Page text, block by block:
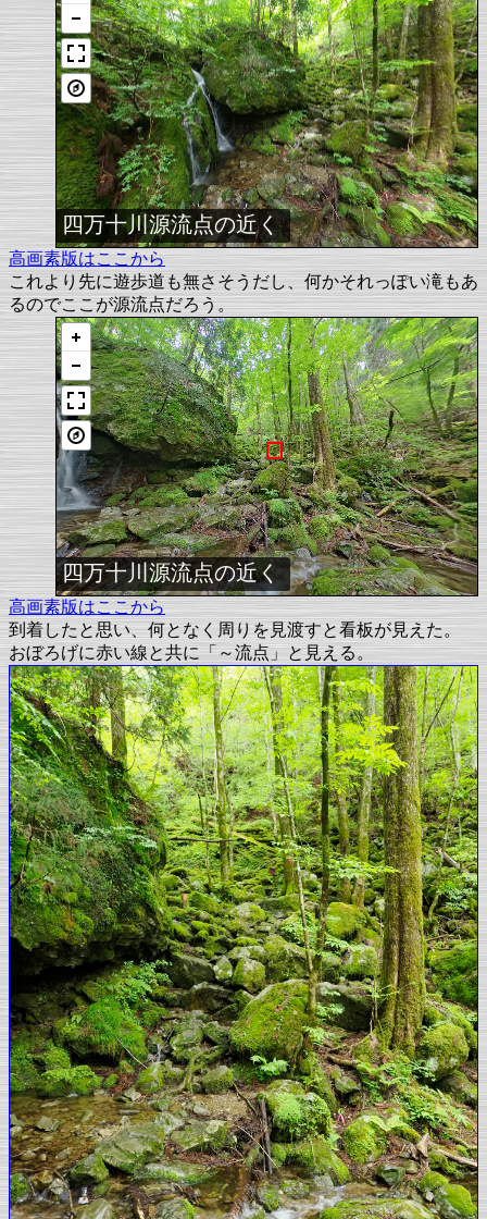
四万十川源流点の近く
高画素版はここから
これより先に遊歩道も無さそうだし、何かそれっぽい滝もあ
るのでここが源流点だろう。
四万十川源流点の近く
高画素版はここから
到着したと思い、何となく周りを見渡すと看板が見えた。
おぼろげに赤い線と共に「～流点」と見える。